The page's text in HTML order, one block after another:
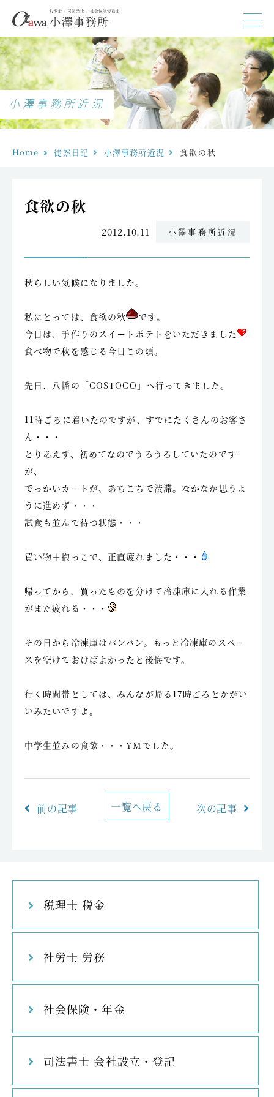
小澤事務所近況
Home 徒然日記 小澤事務所近況 食欲の秋
税理士 税金
社労士 労務
社会保険・年金
司法書士 会社設立・登記
食欲の秋
2012.10.11 小澤事務所近況
秋らしい気候になりました。
私にとっては、食欲の秋
です。
今日は、手作りのスイートポテトをいただきました
食べ物で秋を感じる今日この頃。
先日、八幡の「COSTOCO」へ行ってきました。
11時ごろに着いたのですが、すでにたくさんのお客さ
ん・・・
とりあえず、初めてなのでうろうろしていたのです
が、
でっかいカートが、あちこちで渋滞。なかなか思うよ
うに進めず・・・
試食も並んで待つ状態・・・
買い物＋抱っこで、正直疲れました・・・
帰ってから、買ったものを分けて冷凍庫に入れる作業
がまた疲れる・・・
その日から冷凍庫はパンパン。もっと冷凍庫のスペー
スを空けておけばよかったと後悔です。
行く時間帯としては、みんなが帰る17時ごろとかがい
いみたいですよ。
中学生並みの食欲・・・YMでした。
前の記事 一覧へ戻る 次の記事